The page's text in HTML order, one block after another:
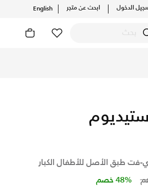
الدخول ابحث عن متجر English
فرنسا 2026 ستيديوم
فت طبق الأصل للأطفال الكبار
Price to 48% خصم